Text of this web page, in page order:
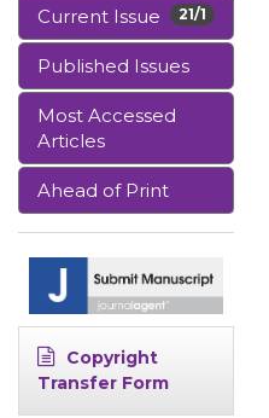
21/1
Current Issue
Published Issues
Most Accessed
Articles
Ahead of Print
Copyright
Transfer Form